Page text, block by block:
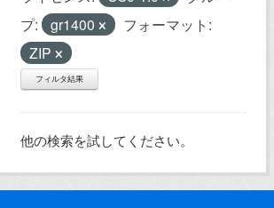
プ:
gr1400
フォーマット:
ZIP
フィルタ結果
他の検索を試してください。